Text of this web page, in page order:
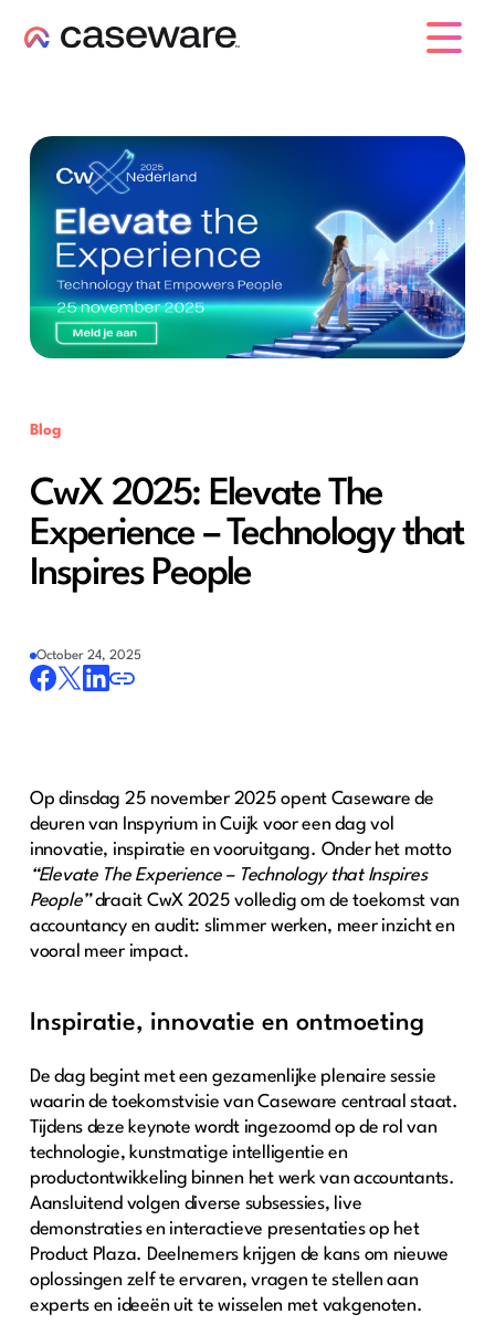
Blog
CwX 2025: Elevate The
Experience – Technology that
Inspires People
October 24, 2025
Op dinsdag 25 november 2025 opent Caseware de
deuren van Inspyrium in Cuijk voor een dag vol
innovatie, inspiratie en vooruitgang. Onder het motto
“Elevate The Experience – Technology that Inspires
People”draait CwX 2025 volledig om de toekomst van
accountancy en audit: slimmer werken, meer inzicht en
vooral meer impact.
Inspiratie, innovatie en ontmoeting
De dag begint met een gezamenlijke plenaire sessie
waarin de toekomstvisie van Caseware centraal staat.
Tijdens deze keynote wordt ingezoomd op de rol van
technologie, kunstmatige intelligentie en
productontwikkeling binnen het werk van accountants.
Aansluitend volgen diverse subsessies, live
demonstraties en interactieve presentaties op het
Product Plaza. Deelnemers krijgen de kans om nieuwe
oplossingen zelf te ervaren, vragen te stellen aan
experts en ideeën uit te wisselen met vakgenoten.